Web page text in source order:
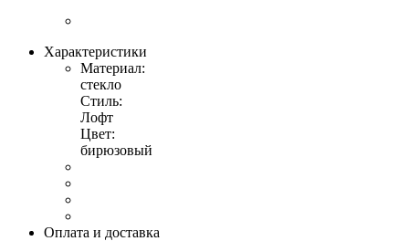
Характеристики
Материал:
стекло
Стиль:
Лофт
Цвет:
бирюзовый
Оплата и доставка